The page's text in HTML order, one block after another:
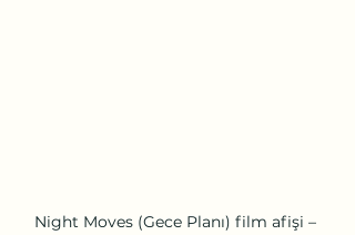
Night Moves (Gece Planı) film afişi –